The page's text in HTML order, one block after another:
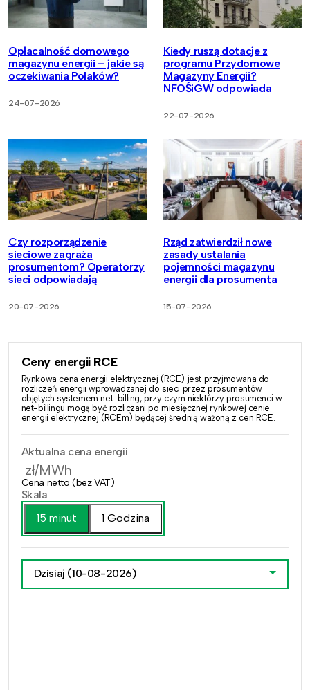
Opłacalność domowego
magazynu energii – jakie są
oczekiwania Polaków?
24-07-2026
Kiedy ruszą dotacje z
programu Przydomowe
Magazyny Energii?
NFOŚiGW odpowiada
22-07-2026
Czy rozporządzenie
sieciowe zagraża
prosumentom? Operatorzy
sieci odpowiadają
20-07-2026
Rząd zatwierdził nowe
zasady ustalania
pojemności magazynu
energii dla prosumenta
15-07-2026
Ceny energii RCE
Rynkowa cena energii elektrycznej (RCE) jest przyjmowana do
rozliczeń energii wprowadzanej do sieci przez prosumentów
objętych systemem net-billing, przy czym niektórzy prosumenci w
net-billingu mogą być rozliczani po miesięcznej rynkowej cenie
energii elektrycznej (RCEm) będącej średnią ważoną z cen RCE.
Aktualna cena energii
zł/MWh
Cena netto (bez VAT)
Skala
15 minut
1 Godzina
Dzisiaj (10-08-2026)